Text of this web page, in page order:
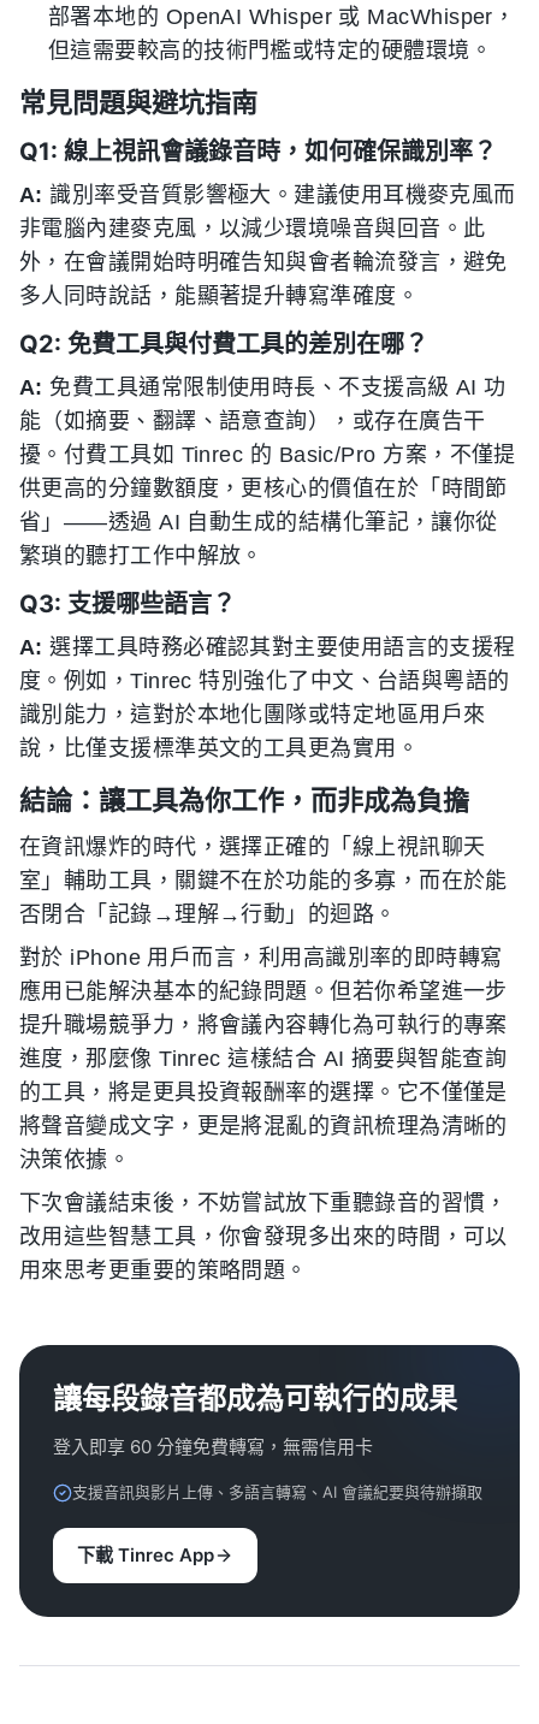
部署本地的 OpenAI Whisper 或 MacWhisper，
但這需要較高的技術門檻或特定的硬體環境。
常見問題與避坑指南
Q1: 線上視訊會議錄音時，如何確保識別率？
A: 識別率受音質影響極大。建議使用耳機麥克風而
非電腦內建麥克風，以減少環境噪音與回音。此
外，在會議開始時明確告知與會者輪流發言，避免
多人同時說話，能顯著提升轉寫準確度。
Q2: 免費工具與付費工具的差別在哪？
A: 免費工具通常限制使用時長、不支援高級 AI 功
能（如摘要、翻譯、語意查詢），或存在廣告干
擾。付費工具如 Tinrec 的 Basic/Pro 方案，不僅提
供更高的分鐘數額度，更核心的價值在於「時間節
省」——透過 AI 自動生成的結構化筆記，讓你從
繁瑣的聽打工作中解放。
Q3: 支援哪些語言？
A: 選擇工具時務必確認其對主要使用語言的支援程
度。例如，Tinrec 特別強化了中文、台語與粵語的
識別能力，這對於本地化團隊或特定地區用戶來
說，比僅支援標準英文的工具更為實用。
結論：讓工具為你工作，而非成為負擔
在資訊爆炸的時代，選擇正確的「線上視訊聊天
室」輔助工具，關鍵不在於功能的多寡，而在於能
否閉合「記錄→理解→行動」的迴路。
對於 iPhone 用戶而言，利用高識別率的即時轉寫
應用已能解決基本的紀錄問題。但若你希望進一步
提升職場競爭力，將會議內容轉化為可執行的專案
進度，那麼像 Tinrec 這樣結合 AI 摘要與智能查詢
的工具，將是更具投資報酬率的選擇。它不僅僅是
將聲音變成文字，更是將混亂的資訊梳理為清晰的
決策依據。
下次會議結束後，不妨嘗試放下重聽錄音的習慣，
改用這些智慧工具，你會發現多出來的時間，可以
用來思考更重要的策略問題。
讓每段錄音都成為可執行的成果
登入即享 60 分鐘免費轉寫，無需信用卡
支援音訊與影片上傳、多語言轉寫、AI 會議紀要與待辦擷取
下載 Tinrec App